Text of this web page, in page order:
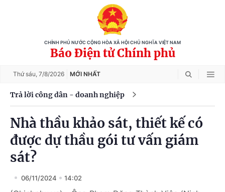
CHÍNH PHỦ NƯỚC CỘNG HÒA XÃ HỘI CHỦ NGHĨA VIỆT NAM
Báo Điện tử Chính phủ
Thứ sáu, 7/8/2026 MỚI NHẤT
Trả lời công dân - doanh nghiệp
Nhà thầu khảo sát, thiết kế có
được dự thầu gói tư vấn giám
sát?
06/11/2024 14:02